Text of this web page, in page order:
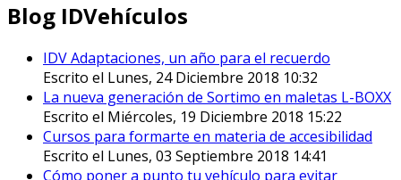
Blog IDVehículos
IDV Adaptaciones, un año para el recuerdo
Escrito el Lunes, 24 Diciembre 2018 10:32
La nueva generación de Sortimo en maletas L-BOXX
Escrito el Miércoles, 19 Diciembre 2018 15:22
Cursos para formarte en materia de accesibilidad
Escrito el Lunes, 03 Septiembre 2018 14:41
Cómo poner a punto tu vehículo para evitar